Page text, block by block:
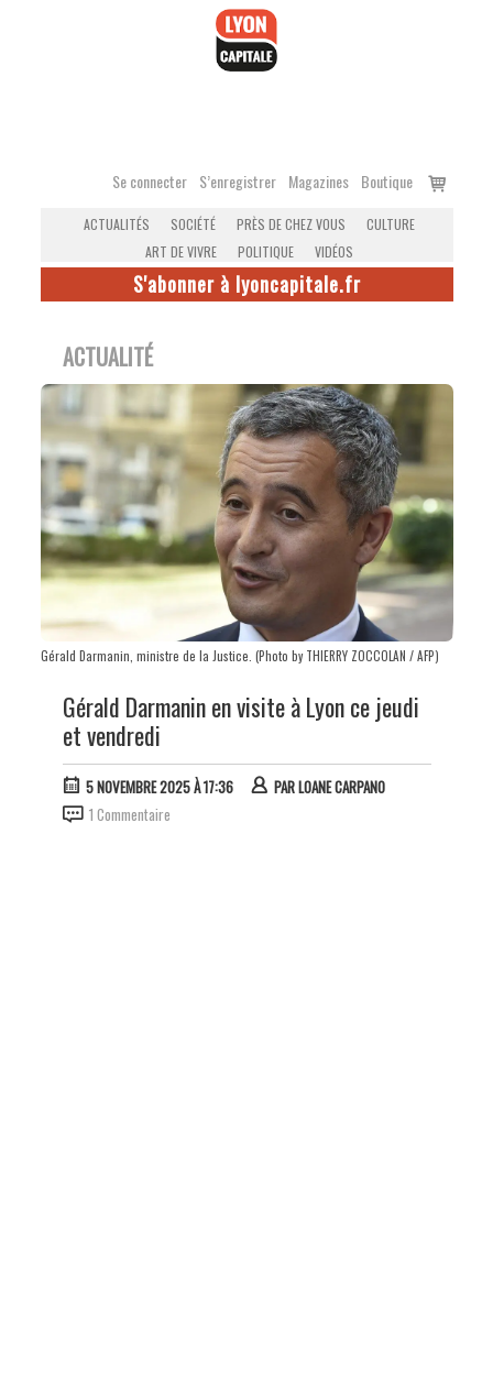
Se connecter S’enregistrer Magazines Boutique
Voir
ACTUALITÉS SOCIÉTÉ PRÈS DE CHEZ VOUS
CULTURE
ART DE VIVRE
POLITIQUE VIDÉOS
S'abonner à lyoncapitale.fr
ACTUALITÉ
Gérald Darmanin, ministre de la Justice. (Photo by THIERRY ZOCCOLAN / AFP)
Gérald Darmanin en visite à Lyon ce jeudi
et vendredi
5 NOVEMBRE 2025 À 17:36 PARLOANE CARPANO
1 Commentaire